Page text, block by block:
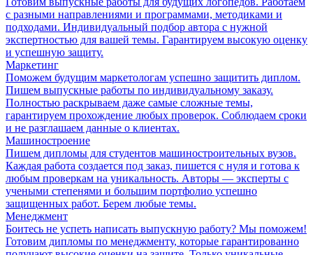
с разными направлениями и программами, методиками и
подходами. Индивидуальный подбор автора с нужной
экспертностью для вашей темы. Гарантируем высокую оценку
и успешную защиту.
Маркетинг
Поможем будущим маркетологам успешно защитить диплом.
Пишем выпускные работы по индивидуальному заказу.
Полностью раскрываем даже самые сложные темы,
гарантируем прохождение любых проверок. Соблюдаем сроки
и не разглашаем данные о клиентах.
Машиностроение
Пишем дипломы для студентов машиностроительных вузов.
Каждая работа создается под заказ, пишется с нуля и готова к
любым проверкам на уникальность. Авторы — эксперты с
учеными степенями и большим портфолио успешно
защищенных работ. Берем любые темы.
Менеджмент
Боитесь не успеть написать выпускную работу? Мы поможем!
Готовим дипломы по менеджменту, которые гарантированно